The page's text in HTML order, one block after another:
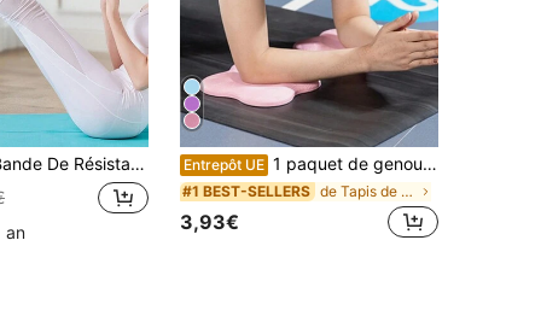
: Convient Pour La Sangle D'étirement De Yoga, Le Ballet, Le Pilates, La Gymnastique Et La Danse Élastique
an
Entrepôt UE 1 paquet de genouillères de yoga, coussin de genou de yoga épais, tapis d'exercice pour les genoux, les coudes, les poignets, les mains, la tête, tapis de mousse pour le yoga et le Pilates à genoux
#1 BEST-SELLERS de Tapis de yoga
3,93€